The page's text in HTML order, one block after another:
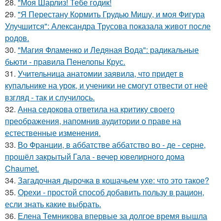
29. "Я Перестану Кормить Грудью Мишу, и моя Фигура
Улучшится": Александра Трусова показала живот после
родов.
30. "Магия Фламенко и Ледяная Вода": радикальные
бьюти - правила Пенелопы Крус.
31. Учительница анатомии заявила, что придет в
купальнике на урок, и ученики не смогут отвести от неё
взгляд - так и случилось.
32. Анна седокова ответила на критику своего
преображения, напомнив аудитории о праве на
естественные изменения.
33. Во Франции, в аббатстве аббатство во - де - серне,
прошёл закрытый Гала - вечер ювелирного дома
Chaumet.
34. Загадочная дырочка в кошачьем ухе: что это такое?
35. Орехи - простой способ добавить пользу в рацион,
если знать какие выбрать.
36. Елена Темникова впервые за долгое время вышла